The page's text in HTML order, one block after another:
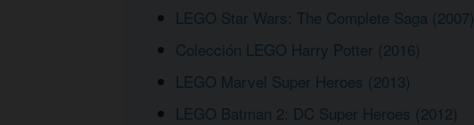
LEGO Star Wars: The Complete Saga (2007)
Colección LEGO Harry Potter (2016)
LEGO Marvel Super Heroes (2013)
LEGO Batman 2: DC Super Heroes (2012)